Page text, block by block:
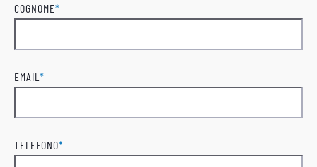
COGNOME*
EMAIL *
TELEFONO*